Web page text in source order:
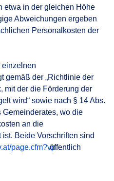
etwa in der gleichen Höhe
Abweichungen ergeben
Personalkosten der
einzelnen
gemäß der „Richtlinie der
mit der die Förderung der
wird“ sowie nach § 14 Abs.
Gemeinderates, wo die
an die
Beide Vorschriften sind
page.cfm?vp… öffentlich